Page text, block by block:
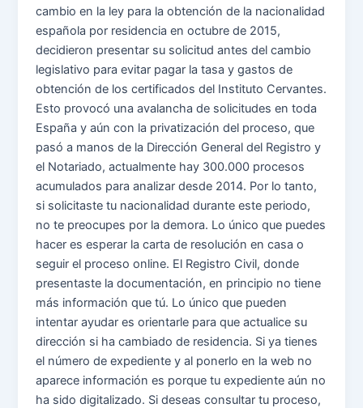
cambio en la ley para la obtención de la nacionalidad
española por residencia en octubre de 2015,
decidieron presentar su solicitud antes del cambio
legislativo para evitar pagar la tasa y gastos de
obtención de los certificados del Instituto Cervantes.
Esto provocó una avalancha de solicitudes en toda
España y aún con la privatización del proceso, que
pasó a manos de la Dirección General del Registro y
el Notariado, actualmente hay 300.000 procesos
acumulados para analizar desde 2014. Por lo tanto,
si solicitaste tu nacionalidad durante este periodo,
no te preocupes por la demora. Lo único que puedes
hacer es esperar la carta de resolución en casa o
seguir el proceso online. El Registro Civil, donde
presentaste la documentación, en principio no tiene
más información que tú. Lo único que pueden
intentar ayudar es orientarle para que actualice su
dirección si ha cambiado de residencia. Si ya tienes
el número de expediente y al ponerlo en la web no
aparece información es porque tu expediente aún no
ha sido digitalizado. Si deseas consultar tu proceso,